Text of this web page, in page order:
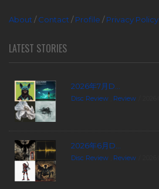
About /Contact /Profile /Privacy Policy
LATEST STORIES
2026年7月D...
Disc Review Review
2026年6月D...
Disc Review Review